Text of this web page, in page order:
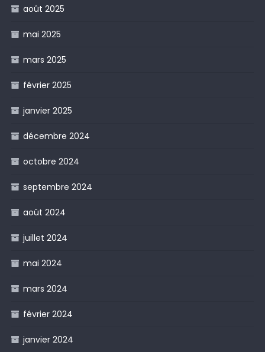
août 2025
mai 2025
mars 2025
février 2025
janvier 2025
décembre 2024
octobre 2024
septembre 2024
août 2024
juillet 2024
mai 2024
mars 2024
février 2024
janvier 2024